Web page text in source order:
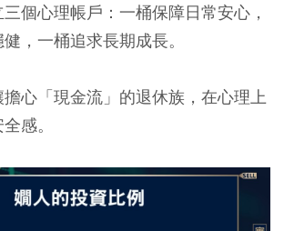
個心理帳戶： 一桶保障日常安心，
，一桶追求長期成長。
心「現金流」的退休族，在心理上
感。